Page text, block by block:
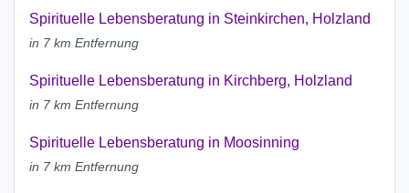
Spirituelle Lebensberatung in Steinkirchen, Holzland
in 7 km Entfernung
Spirituelle Lebensberatung in Kirchberg, Holzland
in 7 km Entfernung
Spirituelle Lebensberatung in Moosinning
in 7 km Entfernung